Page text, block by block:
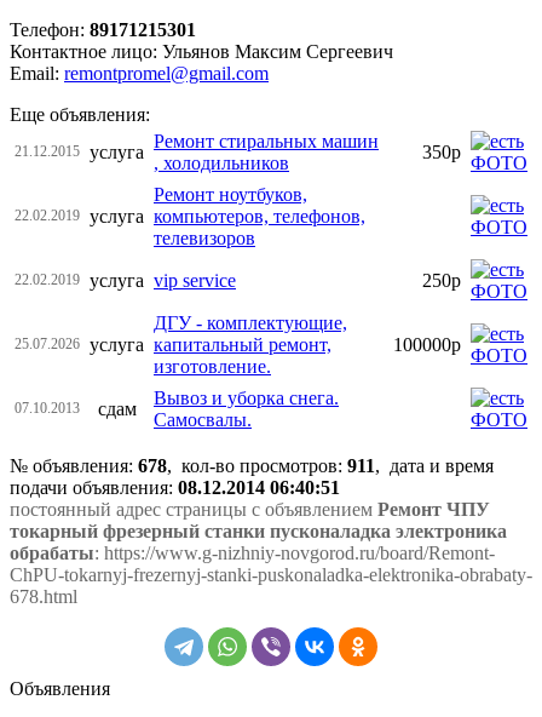
Телефон: 89171215301
Контактное лицо: Ульянов Максим Сергеевич
Email: remontpromel@gmail.com
Еще объявления:
21.12.2015 услуга
Ремонт стиральных машин
, холодильников
350р
22.02.2019 услуга
Ремонт ноутбуков,
компьютеров, телефонов,
телевизоров
22.02.2019 услуга vip service 250р
25.07.2026 услуга
ДГУ - комплектующие,
капитальный ремонт,
изготовление.
100000р
07.10.2013 сдам
Вывоз и уборка снега.
Самосвалы.
№ объявления: 678, кол-во просмотров: 911, дата и время
подачи объявления: 08.12.2014 06:40:51
постоянный адрес страницы с объявлением Ремонт ЧПУ
токарный фрезерный станки пусконаладка электроника
обрабаты: https://www.g-nizhniy-novgorod.ru/board/Remont-
ChPU-tokarnyj-frezernyj-stanki-puskonaladka-elektronika-obrabaty-
678.html
Объявления